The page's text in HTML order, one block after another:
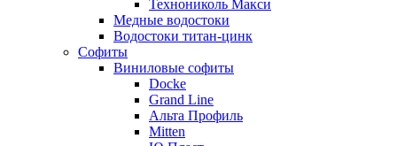
Технониколь Макси
Медные водостоки
Водостоки титан-цинк
Софиты
Виниловые софиты
Docke
Grand Line
Альта Профиль
Mitten